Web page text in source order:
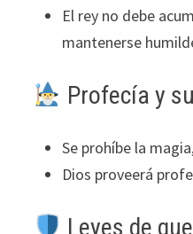
El rey no debe
mantenerse
Profecía y
Se prohíbe la
Dios proveerá
Leyes de